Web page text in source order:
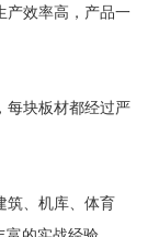
产效率高，产品一
每块板材都经过严
筑、机库、体育